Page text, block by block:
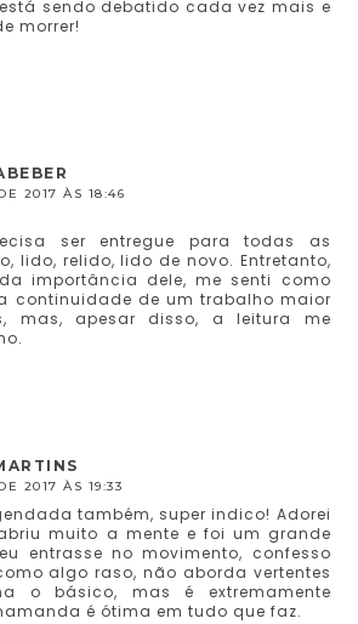
sendo debatido cada vez mais e
morrer!
2017 ÀS 18:46
ser entregue para todas as
lido, relido, lido de novo. Entretanto,
importância dele, me senti como
continuidade de um trabalho maior
mas, apesar disso, a leitura me
2017 ÀS 19:33
também, super indico! Adorei
muito a mente e foi um grande
entrasse no movimento, confesso
algo raso, não aborda vertentes
o básico, mas é extremamente
é ótima em tudo que faz.